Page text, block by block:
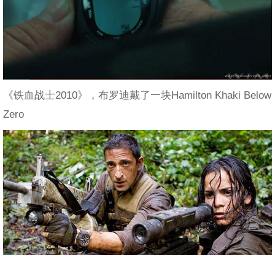
《铁血战士2010》，布罗迪戴了一块Hamilton Khaki Below
Zero